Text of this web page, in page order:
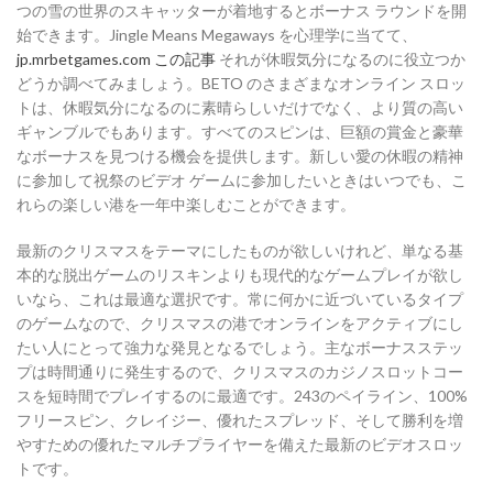
つの雪の世界のスキャッターが着地するとボーナス ラウンドを開
始できます。Jingle Means Megaways を心理学に当てて、
jp.mrbetgames.com この記事 それが休暇気分になるのに役立つか
どうか調べてみましょう。BETO のさまざまなオンライン スロッ
トは、休暇気分になるのに素晴らしいだけでなく、より質の高い
ギャンブルでもあります。すべてのスピンは、巨額の賞金と豪華
なボーナスを見つける機会を提供します。新しい愛の休暇の精神
に参加して祝祭のビデオ ゲームに参加したいときはいつでも、こ
れらの楽しい港を一年中楽しむことができます。
最新のクリスマスをテーマにしたものが欲しいけれど、単なる基
本的な脱出ゲームのリスキンよりも現代的なゲームプレイが欲し
いなら、これは最適な選択です。常に何かに近づいているタイプ
のゲームなので、クリスマスの港でオンラインをアクティブにし
たい人にとって強力な発見となるでしょう。主なボーナスステッ
プは時間通りに発生するので、クリスマスのカジノスロットコー
スを短時間でプレイするのに最適です。243のペイライン、100%
フリースピン、クレイジー、優れたスプレッド、そして勝利を増
やすための優れたマルチプライヤーを備えた最新のビデオスロッ
トです。